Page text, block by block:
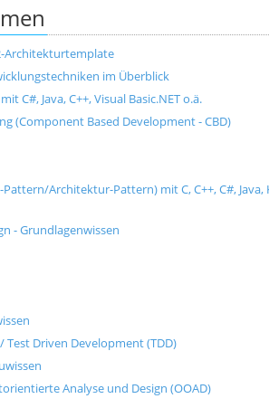
Architekturtemplate
im Überblick
C#, Java, C++, Visual Basic.NET o.ä.
(Component Based Development - CBD)
Architektur-Pattern) mit C, C++, C#, Java,
- Grundlagenwissen
Driven Development (TDD)
Analyse und Design (OOAD)